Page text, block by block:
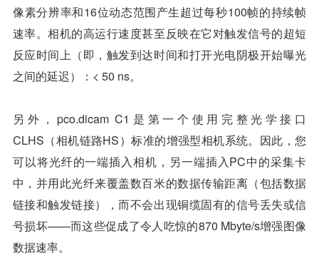
像素分辨率和16位动态范围产生超过每秒100帧的持续帧
速率。相机的高运行速度甚至反映在它对触发信号的超短
反应时间上（即，触发到达时间和打开光电阴极开始曝光
之间的延迟）：< 50 ns。
另外，pco.dicam C1是第一个使用完整光学接口
CLHS（相机链路HS）标准的增强型相机系统。因此，您
可以将光纤的一端插入相机，另一端插入PC中的采集卡
中，并用此光纤来覆盖数百米的数据传输距离（包括数据
链接和触发链接），而不会出现铜缆固有的信号丢失或信
号损坏——而这些促成了令人吃惊的870 Mbyte/s增强图像
数据速率。